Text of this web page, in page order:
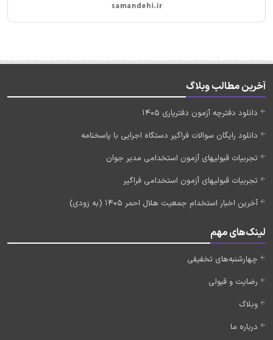
آخرین مطالب وبلاگ
دانلود دفترچه آزمون دفتریاری 1405
دانلود رایگان سوالات فراگیر دستگاه اجرایی با پاسخنامه
تجربیات قبولیهای آزمون استخدامی مدیر جوان
تجربیات قبولیهای آزمون استخدامی فراگیر
آخرین اخبار استخدام جمعیت هلال احمر 1405 (به زودی)
لینک‌های مهم
چهارشنبه‌های تخفیفی
رضایت و قبولی
وبلاگ
درباره ما